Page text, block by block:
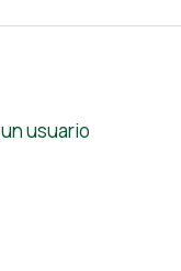
usuario